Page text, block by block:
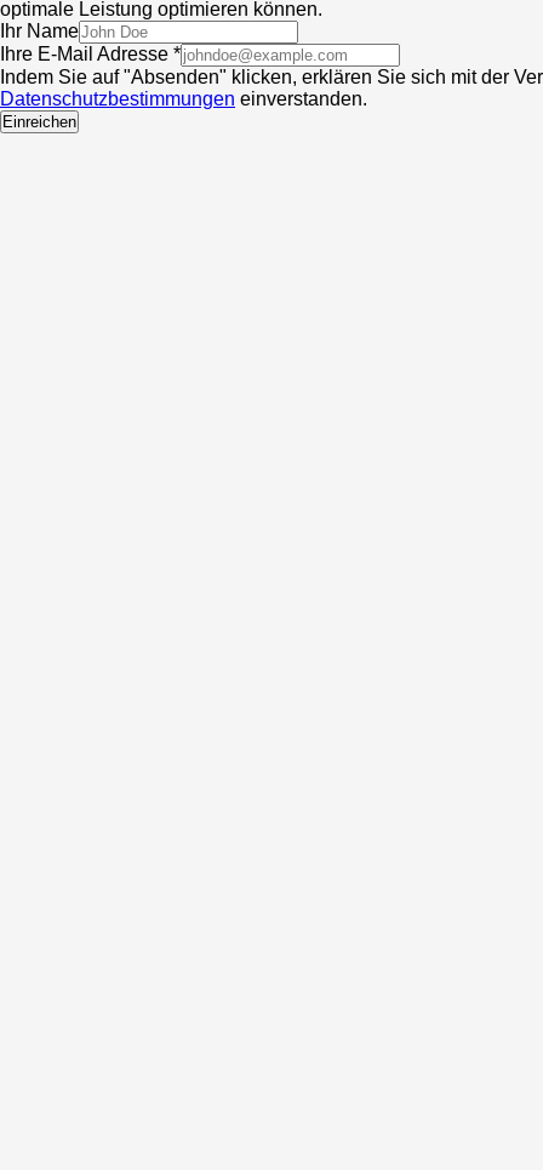
optimale Leistung optimieren können.
Ihr Name
Ihre E-Mail Adresse *
Indem Sie auf "Absenden" klicken, erklären Sie sich mit der
Datenschutzbestimmungen einverstanden.